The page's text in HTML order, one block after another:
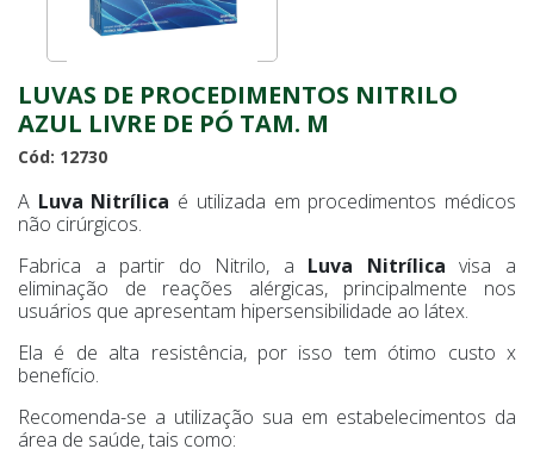
LUVAS DE PROCEDIMENTOS NITRILO
AZUL LIVRE DE PÓ TAM. M
Cód: 12730
A Luva Nitrílica é utilizada em procedimentos médicos
não cirúrgicos.
Fabrica a partir do Nitrilo, a Luva Nitrílica visa a
eliminação de reações alérgicas, principalmente nos
usuários que apresentam hipersensibilidade ao látex.
Ela é de alta resistência, por isso tem ótimo custo x
benefício.
Recomenda-se a utilização sua em estabelecimentos da
área de saúde, tais como: